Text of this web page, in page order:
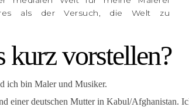
als der Versuch, die Welt zu
kurz vorstellen?
ich bin Maler und Musiker.
einer deutschen Mutter in Kabul/Afghanistan.